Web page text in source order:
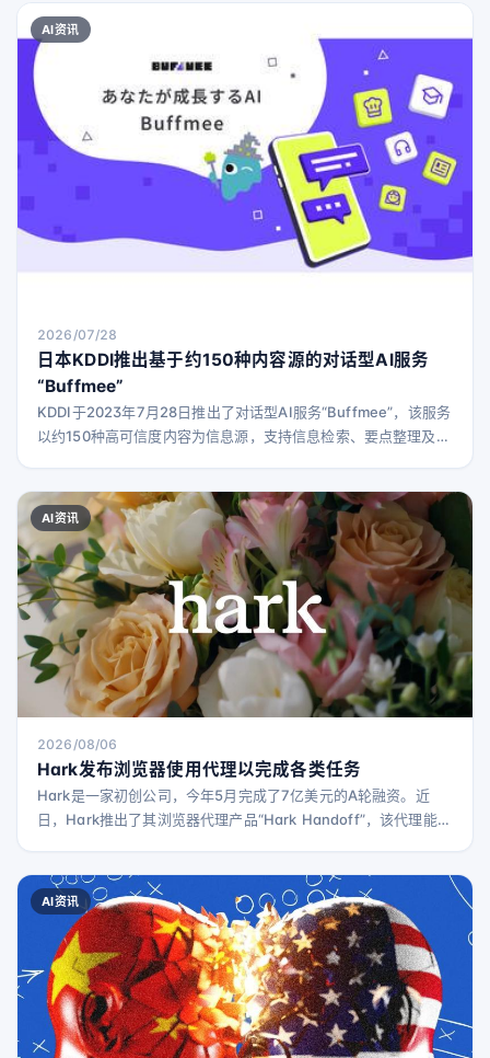
AI资讯
2026/07/28
日本KDDI推出基于约150种内容源的对话型AI服务
“Buffmee”
KDDI于2023年7月28日推出了对话型AI服务“Buffmee”，该服务
以约150种高可信度内容为信息源，支持信息检索、要点整理及个
AI资讯
2026/08/06
Hark发布浏览器使用代理以完成各类任务
Hark是一家初创公司，今年5月完成了7亿美元的A轮融资。近
日，Hark推出了其浏览器代理产品“Hark Handoff”，该代理能够
和LinkedIn。Handoff代理通过分析网站结构和视觉信息，判断
是否需要点击按钮或输入信息。 这一理念类似于此前推出的
AI资讯